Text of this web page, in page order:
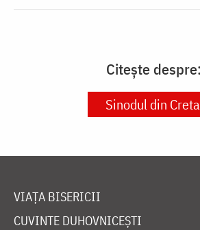
Citește despre:
Sinodul din Creta
VIAȚA BISERICII
CUVINTE DUHOVNICEȘTI